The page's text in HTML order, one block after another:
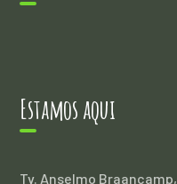
Estamos aqui
Tv. Anselmo Braancamp,